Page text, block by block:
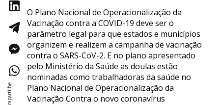
O Plano Nacional de Operacionalização da
Vacinação contra a COVID-19 deve ser o
parâmetro legal para que estados e municípios
organizem e realizem a campanha de vacinação
contra o SARS-CoV-2. E no plano apresentado
pelo Ministério da Saúde as doulas estão
nominadas como trabalhadoras da saúde no
Plano Nacional de Operacionalização da
Vacinação Contra o novo coronavírus